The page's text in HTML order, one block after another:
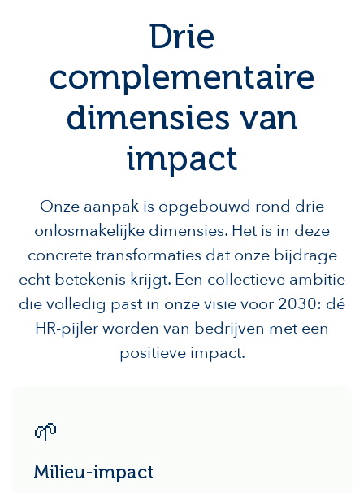
Drie
complementaire
dimensies van
impact
Onze aanpak is opgebouwd rond drie
onlosmakelijke dimensies. Het is in deze
concrete transformaties dat onze bijdrage
echt betekenis krijgt. Een collectieve ambitie
die volledig past in onze visie voor 2030: dé
HR-pijler worden van bedrijven met een
positieve impact.
🌱
Milieu-impact